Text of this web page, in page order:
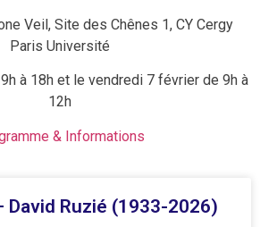
Veil, Site des Chênes 1, CY Cergy
Paris Université
à 18h et le vendredi 7 février de 9h à
12h
& Informations
David Ruzié (1933-2026)